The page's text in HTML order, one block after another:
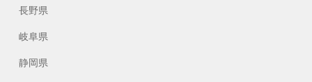
長野県
岐阜県
静岡県